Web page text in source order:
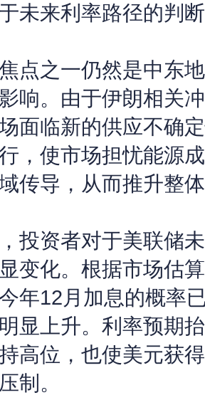
未来利率路径的判
点之一仍然是中东
响。由于伊朗相关
面临新的供应不确
，使市场担忧能源
传导，从而推升整
投资者对于美联储
变化。根据市场估
年12月加息的概率
显上升。利率预期
高位，也使美元获
制。